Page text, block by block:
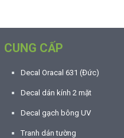
CUNG CẤP
Decal Oracal 631 (Đức)
Decal dán kính 2 mặt
Decal gạch bông UV
Tranh dán tường